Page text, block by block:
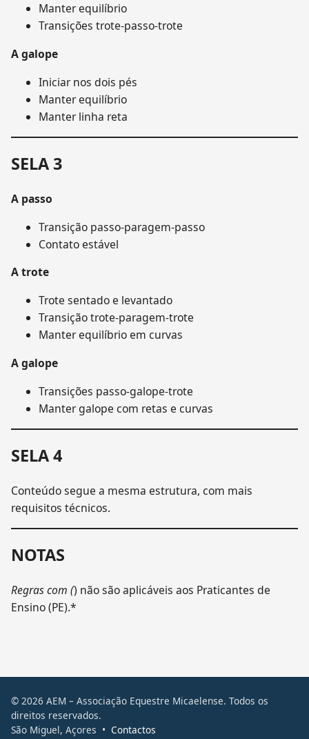
Manter equilíbrio
Transições trote-passo-trote
A galope
Iniciar nos dois pés
Manter equilíbrio
Manter linha reta
SELA 3
A passo
Transição passo-paragem-passo
Contato estável
A trote
Trote sentado e levantado
Transição trote-paragem-trote
Manter equilíbrio em curvas
A galope
Transições passo-galope-trote
Manter galope com retas e curvas
SELA 4
Conteúdo segue a mesma estrutura, com mais
requisitos técnicos.
NOTAS
Regras com () não são aplicáveis aos Praticantes de
Ensino (PE).*
© 2026 AEM – Associação Equestre Micaelense. Todos os
direitos reservados.
São Miguel, Açores • Contactos